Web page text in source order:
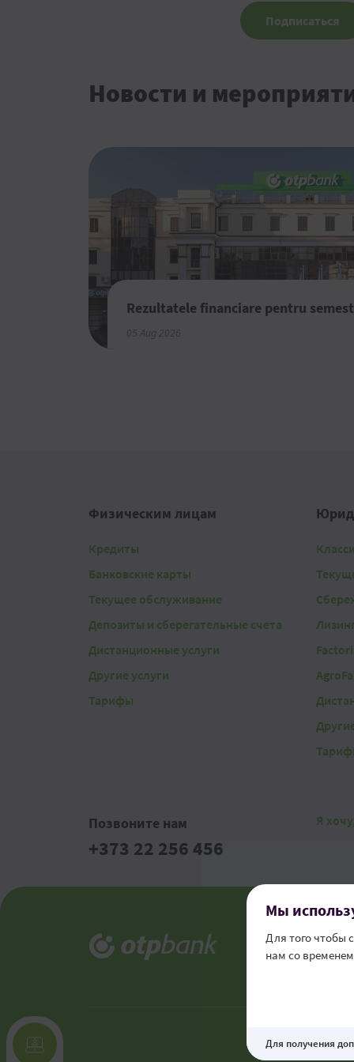
Подписаться
Новости и
Rezultatele financiare pentru
05 Aug 2026
Физическим лицам
Кредиты
Банковские карты
Текущее обслуживание
Депозиты и сберегательные счета
Дистанционные услуги
Другие услуги
Тарифы
Позвоните нам
+373 22 256 456
Я
Канал
Мы
Для того чтобы
нам со
Для получения